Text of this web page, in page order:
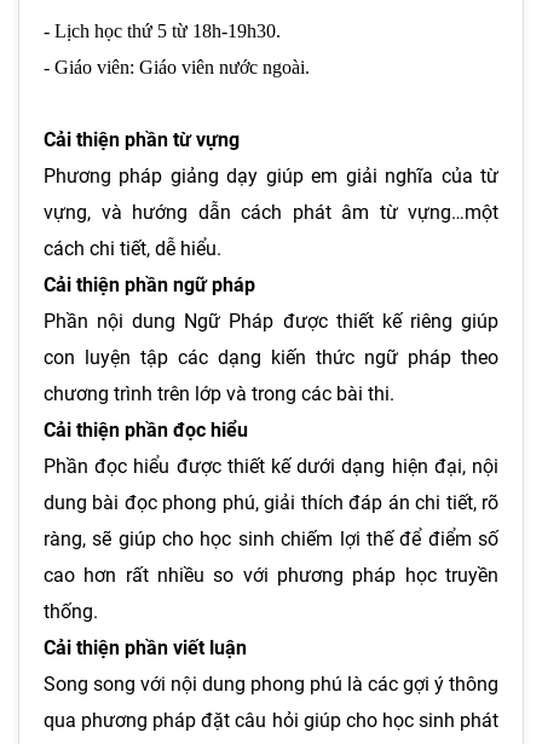
- Lịch học thứ 5 từ 18h-19h30.
- Giáo viên: Giáo viên nước ngoài.
Cải thiện phần từ vựng
Phương pháp giảng dạy giúp em giải nghĩa của từ
vựng, và hướng dẫn cách phát âm từ vựng…một
cách chi tiết, dễ hiểu.
Cải thiện phần ngữ pháp
Phần nội dung Ngữ Pháp được thiết kế riêng giúp
con luyện tập các dạng kiến thức ngữ pháp theo
chương trình trên lớp và trong các bài thi.
Cải thiện phần đọc hiểu
Phần đọc hiểu được thiết kế dưới dạng hiện đại, nội
dung bài đọc phong phú, giải thích đáp án chi tiết, rõ
ràng, sẽ giúp cho học sinh chiếm lợi thế để điểm số
cao hơn rất nhiều so với phương pháp học truyền
thống.
Cải thiện phần viết luận
Song song với nội dung phong phú là các gợi ý thông
qua phương pháp đặt câu hỏi giúp cho học sinh phát